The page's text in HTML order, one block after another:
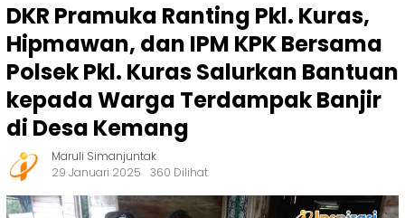
DKR Pramuka Ranting Pkl. Kuras,
Hipmawan, dan IPM KPK Bersama
Polsek Pkl. Kuras Salurkan Bantuan
kepada Warga Terdampak Banjir
di Desa Kemang
Maruli Simanjuntak
29 Januari 2025
360 Dilihat